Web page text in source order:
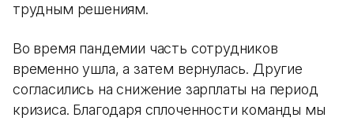
трудным решениям.
Во время пандемии часть сотрудников
временно ушла, а затем вернулась. Другие
согласились на снижение зарплаты на период
кризиса. Благодаря сплоченности команды мы